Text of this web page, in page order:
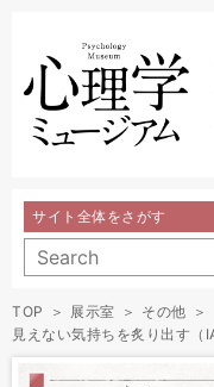
サイト全体をさがす
TOP 展示室
その他
見えない気持ちを炙り出す（